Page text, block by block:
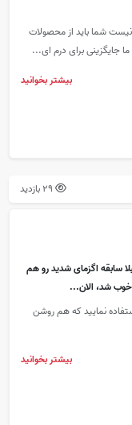
نیست شما باید از محصولات
جایگزینی برای درم ای...
بیشتر بخوانید
سابقه اگزمای شدید رو هم
خوب شد، الان...
نمایید که هم روشن
بیشتر بخوانید